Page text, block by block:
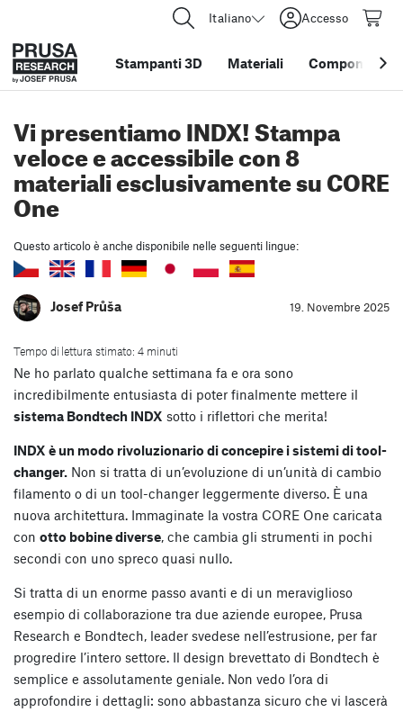
Italiano Accesso
Stampanti 3D Materiali Componenti e
Vi presentiamo INDX! Stampa
veloce e accessibile con 8
materiali esclusivamente su CORE
One
Questo articolo è anche disponibile nelle seguenti lingue:
Josef Průša 19. Novembre 2025
Tempo di lettura stimato: 4 minuti
Ne ho parlato qualche settimana fa e ora sono
incredibilmente entusiasta di poter finalmente mettere il
sistema Bondtech INDX sotto i riflettori che merita!
INDX è un modo rivoluzionario di concepire i sistemi di tool-
changer. Non si tratta di un’evoluzione di un’unità di cambio
filamento o di un tool-changer leggermente diverso. È una
nuova architettura. Immaginate la vostra CORE One caricata
con otto bobine diverse, che cambia gli strumenti in pochi
secondi con uno spreco quasi nullo.
Si tratta di un enorme passo avanti e di un meraviglioso
esempio di collaborazione tra due aziende europee, Prusa
Research e Bondtech, leader svedese nell’estrusione, per far
progredire l’intero settore. Il design brevettato di Bondtech è
semplice e assolutamente geniale. Non vedo l’ora di
approfondire i dettagli: sono abbastanza sicuro che vi lascerà